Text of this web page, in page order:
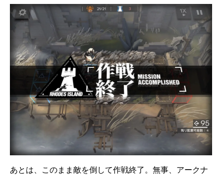
あとは、このまま敵を倒して作戦終了。無事、アークナ